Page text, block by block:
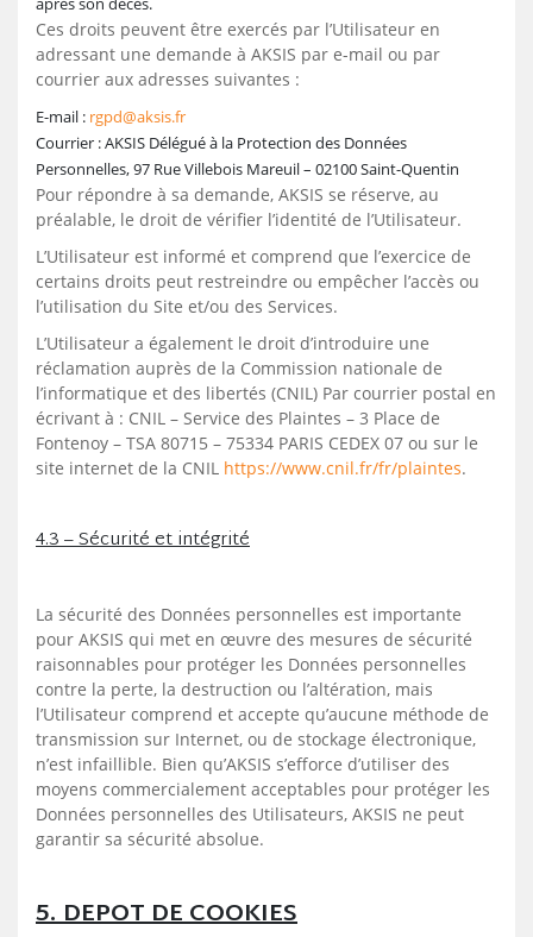
Ces droits peuvent être exercés par l’Utilisateur en
adressant une demande à AKSIS par e-mail ou par
courrier aux adresses suivantes :
E-mail : rgpd@aksis.fr
Courrier : AKSIS Délégué à la Protection des Données
Personnelles, 97 Rue Villebois Mareuil – 02100 Saint-Quentin
Pour répondre à sa demande, AKSIS se réserve, au
préalable, le droit de vérifier l’identité de l’Utilisateur.
L’Utilisateur est informé et comprend que l’exercice de
certains droits peut restreindre ou empêcher l’accès ou
l’utilisation du Site et/ou des Services.
L’Utilisateur a également le droit d’introduire une
réclamation auprès de la Commission nationale de
l’informatique et des libertés (CNIL) Par courrier postal en
écrivant à : CNIL – Service des Plaintes – 3 Place de
Fontenoy – TSA 80715 – 75334 PARIS CEDEX 07 ou sur le
site internet de la CNIL https://www.cnil.fr/fr/plaintes.
4.3 – Sécurité et intégrité
La sécurité des Données personnelles est importante
pour AKSIS qui met en œuvre des mesures de sécurité
raisonnables pour protéger les Données personnelles
contre la perte, la destruction ou l’altération, mais
l’Utilisateur comprend et accepte qu’aucune méthode de
transmission sur Internet, ou de stockage électronique,
n’est infaillible. Bien qu’AKSIS s’efforce d’utiliser des
moyens commercialement acceptables pour protéger les
Données personnelles des Utilisateurs, AKSIS ne peut
garantir sa sécurité absolue.
5. DEPOT DE COOKIES